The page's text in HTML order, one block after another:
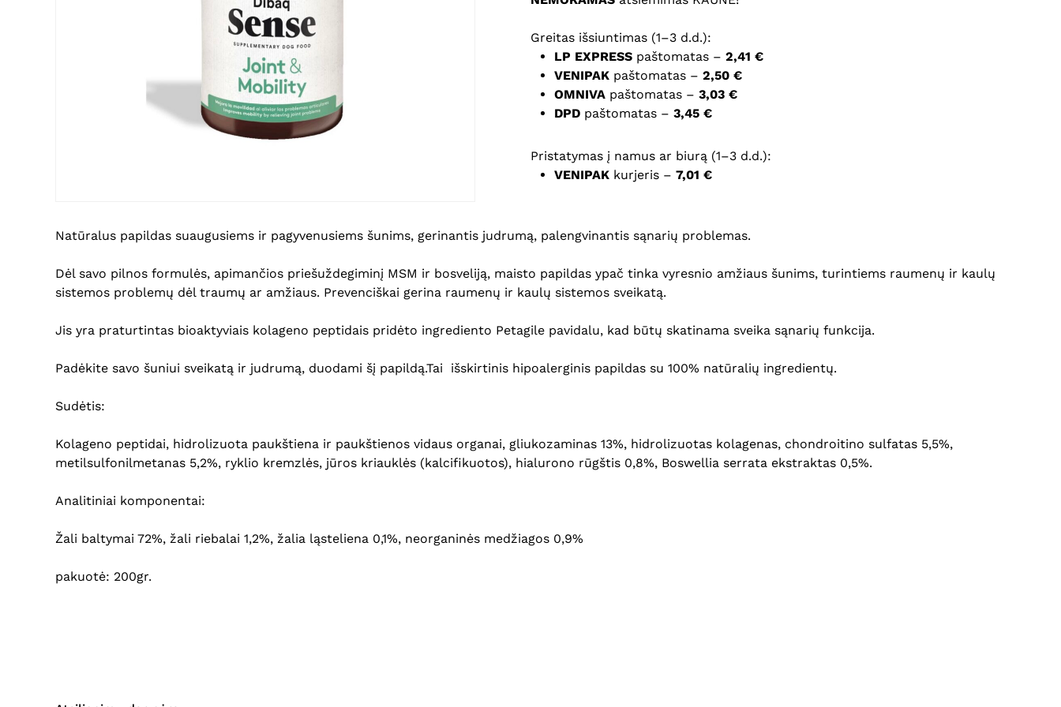
Greitas išsiuntimas (1–3 d.d.):
LP EXPRESS paštomatas – 2,41 €
VENIPAK paštomatas – 2,50 €
OMNIVA paštomatas – 3,03 €
DPD paštomatas – 3,45 €
Pristatymas į namus ar biurą (1–3 d.d.):
VENIPAK kurjeris – 7,01 €
Natūralus papildas suaugusiems ir pagyvenusiems šunims, gerinantis judrumą, palengvinantis sąnarių problemas.
Dėl savo pilnos formulės, apimančios priešuždegiminį MSM ir bosveliją, maisto papildas ypač tinka vyresnio amžiaus šunims, turintiems raumenų ir kaulų
sistemos problemų dėl traumų ar amžiaus. Prevenciškai gerina raumenų ir kaulų sistemos sveikatą.
Jis yra praturtintas bioaktyviais kolageno peptidais pridėto ingrediento Petagile pavidalu, kad būtų skatinama sveika sąnarių funkcija.
Padėkite savo šuniui sveikatą ir judrumą, duodami šį papildą.Tai išskirtinis hipoalerginis papildas su 100% natūralių ingredientų.
Sudėtis:
Kolageno peptidai, hidrolizuota paukštiena ir paukštienos vidaus organai, gliukozaminas 13%, hidrolizuotas kolagenas, chondroitino sulfatas 5,5%,
metilsulfonilmetanas 5,2%, ryklio kremzlės, jūros kriauklės (kalcifikuotos), hialurono rūgštis 0,8%, Boswellia serrata ekstraktas 0,5%.
Analitiniai komponentai:
Žali baltymai 72%, žali riebalai 1,2%, žalia ląsteliena 0,1%, neorganinės medžiagos 0,9%
pakuotė: 200gr.
Noriu savo interneto naršyklėje išsaugoti vardą, el. pašto adresą ir interneto
puslapį, kad jų nebereiktų įvesti iš naujo, kai kitą kartą vėl norėsiu parašyti
komentarą.